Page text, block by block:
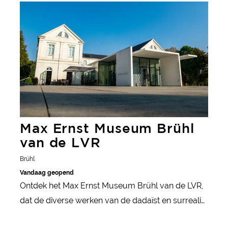
beeldhouwwerken, schilderijen, grafiek,
kunstvoorwerpen en kunstschatten kunnen
bezoekers gebeurtenissen en ontwikkelingen
reconstrueren.
Max Ernst Museum Brühl
van de LVR
Brühl
Vandaag geopend
Ontdek het Max Ernst Museum Brühl van de LVR,
dat de diverse werken van de dadaïst en surrealist